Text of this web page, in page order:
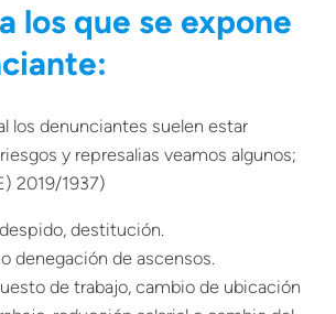
los que se expone
los denunciantes suelen estar
y represalias veamos algunos;
2019/1937)
destitución.
denegación de ascensos.
de trabajo, cambio de ubicación